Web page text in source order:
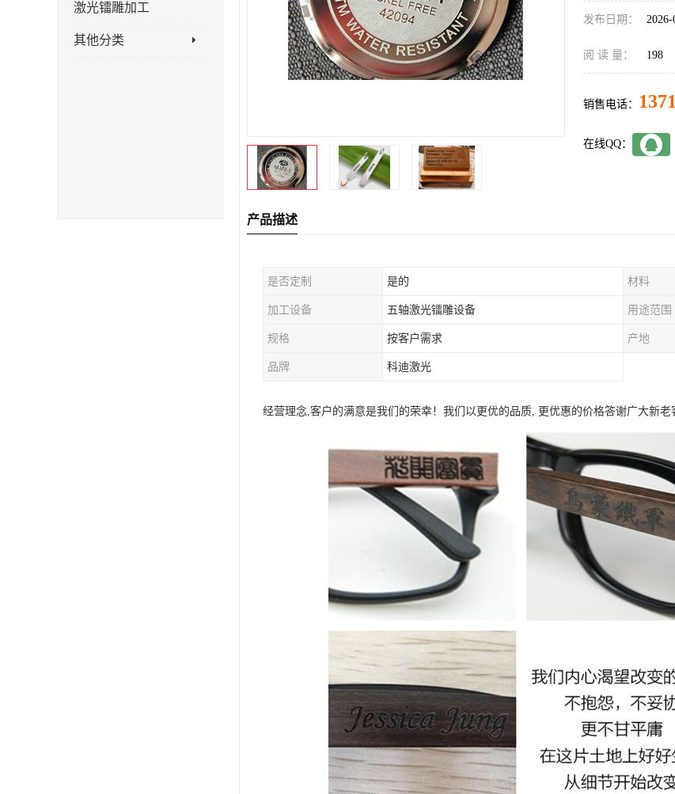
激光镭雕加工
其他分类
发布日期： 2026-
阅 读 量： 198
销售电话：
在线QQ：
产品描述
是否定制 是的 材料
加工设备 五轴激光镭雕设备 用途范围
规格 按客户需求 产地
品牌 科迪激光
经营理念,客户的满意是我们的荣幸！我们以更优的品质, 更优惠的价格答谢广大新老